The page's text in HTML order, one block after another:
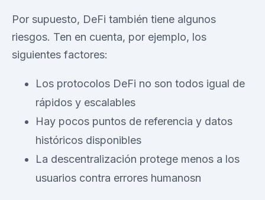
Por supuesto, DeFi también tiene algunos
riesgos. Ten en cuenta, por ejemplo, los
siguientes factores:
Los protocolos DeFi no son todos igual de
rápidos y escalables
Hay pocos puntos de referencia y datos
históricos disponibles
La descentralización protege menos a los
usuarios contra errores humanosn